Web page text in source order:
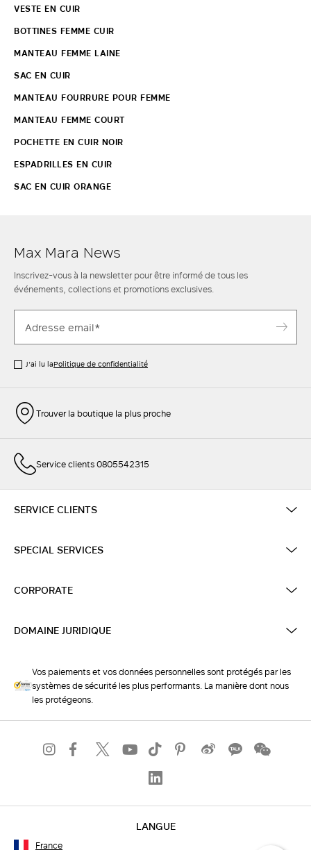
VESTE EN CUIR
BOTTINES FEMME CUIR
MANTEAU FEMME LAINE
SAC EN CUIR
MANTEAU FOURRURE POUR FEMME
MANTEAU FEMME COURT
POCHETTE EN CUIR NOIR
ESPADRILLES EN CUIR
SAC EN CUIR ORANGE
Max Mara News
Inscrivez-vous à la newsletter pour être informé de tous les
événements, collections et promotions exclusives.
J’ai lu laPolitique de confidentialité
Trouver la boutique la plus proche
Service clients 0805542315
SERVICE CLIENTS
SPECIAL SERVICES
CORPORATE
DOMAINE JURIDIQUE
Vos paiements et vos données personnelles sont protégés par les
systèmes de sécurité les plus performants. La manière dont nous
les protégeons.
LANGUE
France